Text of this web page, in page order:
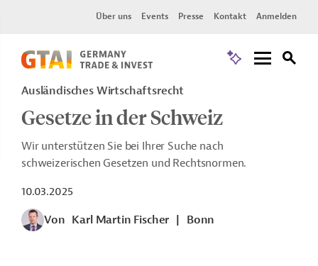
Über uns Events Presse Kontakt Anmelden
Ausländisches Wirtschaftsrecht
Gesetze in der Schweiz
Wir unterstützen Sie bei Ihrer Suche nach
schweizerischen Gesetzen und Rechtsnormen.
10.03.2025
Von Karl Martin Fischer Bonn